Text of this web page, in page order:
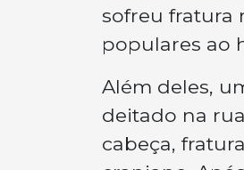
sofreu fratura
populares ao
Além deles,
deitado na
cabeça,